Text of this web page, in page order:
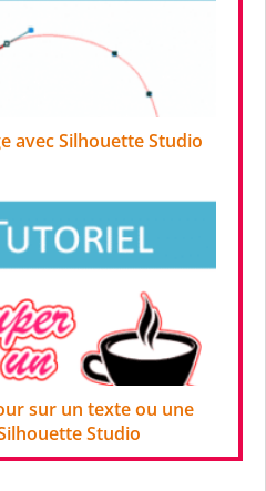
avec Silhouette Studio
sur un texte ou une
Studio